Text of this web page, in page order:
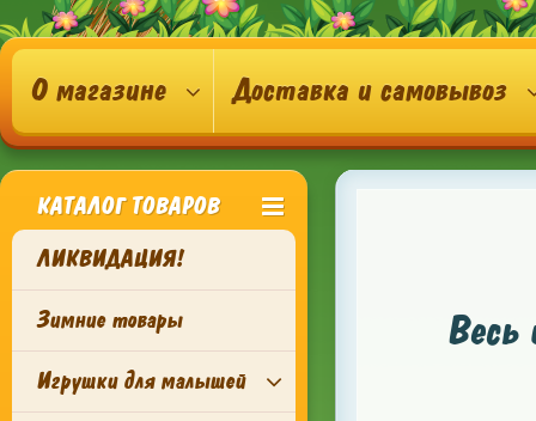
О магазине Доставка и самовывоз
КАТАЛОГ ТОВАРОВ
ЛИКВИДАЦИЯ!
Зимние товары
Игрушки для малышей
Весь